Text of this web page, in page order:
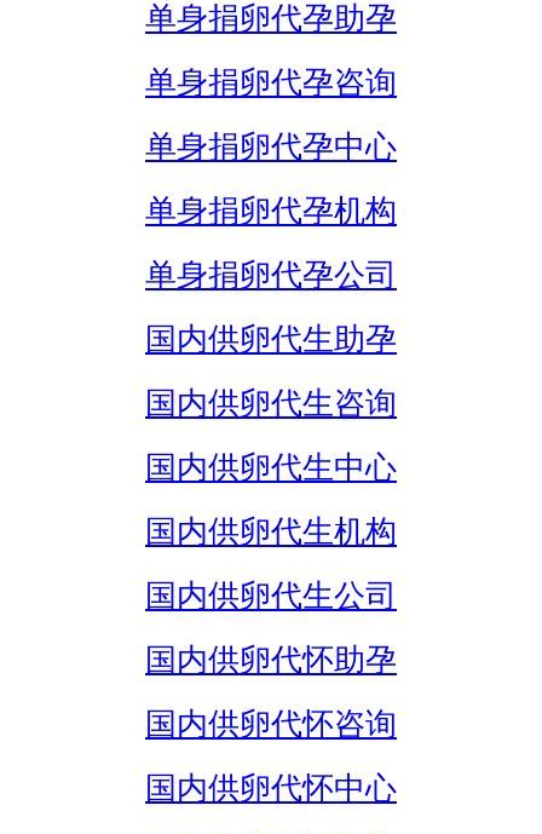
单身捐卵代孕助孕
单身捐卵代孕咨询
单身捐卵代孕中心
单身捐卵代孕机构
单身捐卵代孕公司
国内供卵代生助孕
国内供卵代生咨询
国内供卵代生中心
国内供卵代生机构
国内供卵代生公司
国内供卵代怀助孕
国内供卵代怀咨询
国内供卵代怀中心